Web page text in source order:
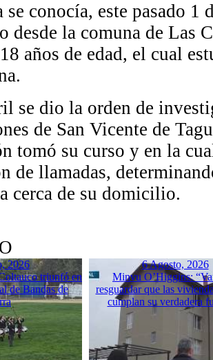
se conocía, este pasado 1
desde la comuna de Las
años de edad, el cual
se dio la orden de
de San Vicente de
tomó su curso y en la
de llamadas,
cerca de su domicilio.
2026
triunfó en
de Bandas de
6 Agosto, 2026
Minvu O’Higgins:
resguardar que las
cumplan su verdadera